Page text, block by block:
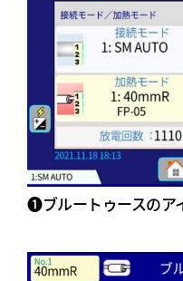
➊ブルートゥースのア